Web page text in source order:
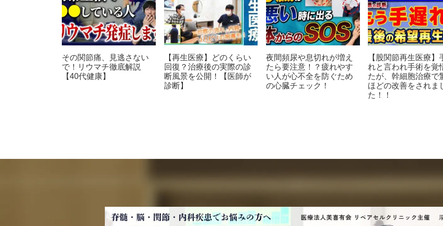
その関節痛、見逃さない
で！リウマチ徹底解説
【40代健康】
【再生医療】どのくらい
回復？治療後の実際の診
断風景を公開！【医師が
診断】
夜間頻尿や息切れが増え
たら要注意！？疲れやす
い人が心不全を防ぐため
の心臓チェック！
【股関節再生医療】
れと言われ手術を覚
たが、幹細胞治療で
ほどの改善をされま
た！！